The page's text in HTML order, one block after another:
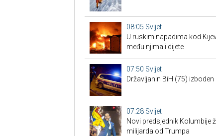
08:05 Svijet
U ruskim napadima kod
među njima i dijete
07:50 Svijet
Državljanin BiH (75)
07:28 Svijet
Novi predsjednik Kolumbije
milijarda od Trumpa